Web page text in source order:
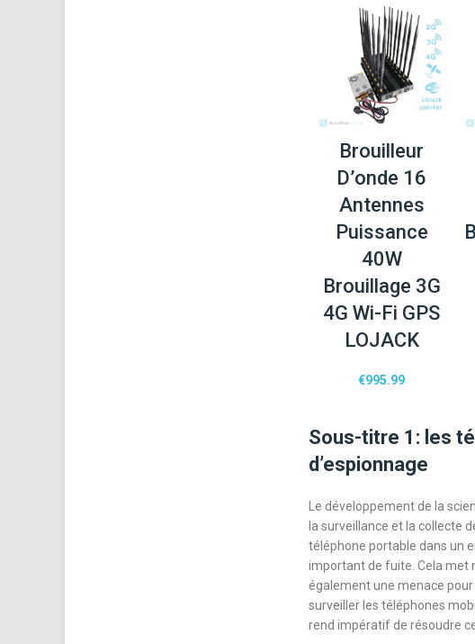
Brouilleur
D’onde 16
Antennes
Puissance
40W
Brouillage 3G
4G Wi-Fi GPS
LOJACK
€995.99
Sous-titre 1: les
d’espionnage
Le développement de la
la surveillance et la collecte
téléphone portable dans un
important de fuite. Cela met
également une menace
surveiller les téléphones
rend impératif de résoudre